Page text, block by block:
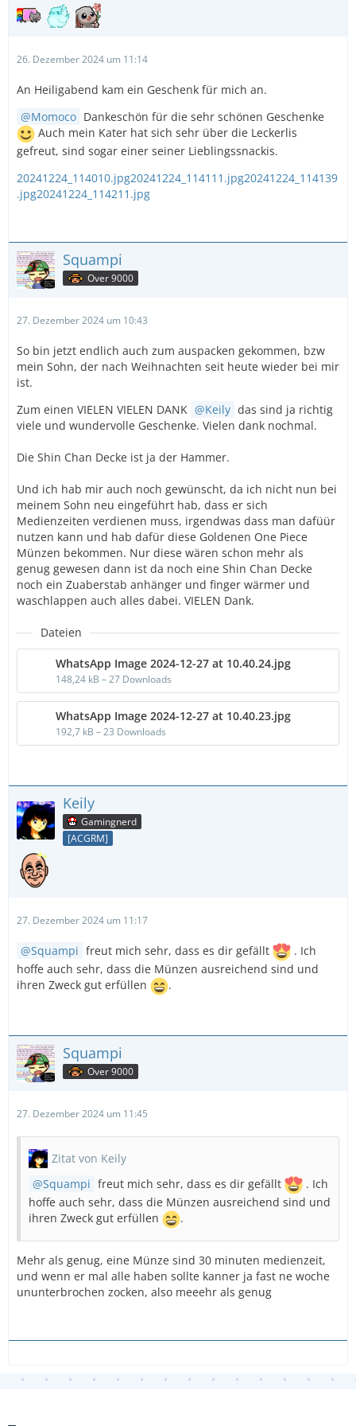
26. Dezember 2024 um 11:14
An Heiligabend kam ein Geschenk für mich an.
Momoco Dankeschön für die sehr schönen Geschenke
Auch mein Kater hat sich sehr über die Leckerlis
gefreut, sind sogar einer seiner Lieblingssnackis.
20241224_114010.jpg20241224_114111.jpg20241224_114139
.jpg20241224_114211.jpg
Squampi
Over 9000
27. Dezember 2024 um 10:43
So bin jetzt endlich auch zum auspacken gekommen, bzw
mein Sohn, der nach Weihnachten seit heute wieder bei mir
ist.
Zum einen VIELEN VIELEN DANK
Keily das sind ja richtig
viele und wundervolle Geschenke. Vielen dank nochmal.
Die Shin Chan Decke ist ja der Hammer.
Und ich hab mir auch noch gewünscht, da ich nicht nun bei
meinem Sohn neu eingeführt hab, dass er sich
Medienzeiten verdienen muss, irgendwas dass man dafüür
nutzen kann und hab dafür diese Goldenen One Piece
Münzen bekommen. Nur diese wären schon mehr als
genug gewesen dann ist da noch eine Shin Chan Decke
noch ein Zuaberstab anhänger und finger wärmer und
waschlappen auch alles dabei. VIELEN Dank.
Dateien
WhatsApp Image 2024-12-27 at 10.40.24.jpg
148,24 kB – 27 Downloads
WhatsApp Image 2024-12-27 at 10.40.23.jpg
192,7 kB – 23 Downloads
Keily
Gamingnerd
[ACGRM]
27. Dezember 2024 um 11:17
Squampi freut mich sehr, dass es dir gefällt
. Ich
hoffe auch sehr, dass die Münzen ausreichend sind und
ihren Zweck gut erfüllen
.
Squampi
Over 9000
27. Dezember 2024 um 11:45
Zitat von Keily
Squampi freut mich sehr, dass es dir gefällt
. Ich
hoffe auch sehr, dass die Münzen ausreichend sind und
ihren Zweck gut erfüllen
.
Mehr als genug, eine Münze sind 30 minuten medienzeit,
und wenn er mal alle haben sollte kanner ja fast ne woche
ununterbrochen zocken, also meeehr als genug